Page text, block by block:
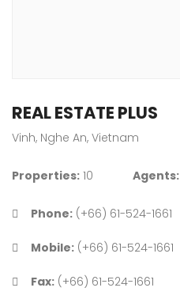
REAL ESTATE PLUS
Vinh, Nghe An, Vietnam
Properties: 10 Agents:
Phone: (+66) 61-524-1661
Mobile: (+66) 61-524-1661
Fax: (+66) 61-524-1661